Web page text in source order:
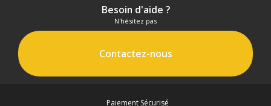
Besoin d'aide ?
N'hésitez pas
Contactez-nous
Paiement Sécurisé